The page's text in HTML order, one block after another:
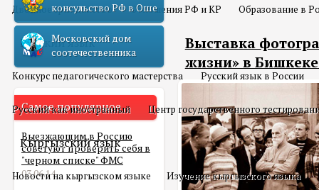
Двойное гражданство Отношения РФ и КР Образование в
Русский язык
Конкурс педагогического мастерства Русский язык в России
Русский как иностранный Центр государственного
Кыргызский язык
Новости на кыргызском языке Изучение кыргызского языка
консульство РФ в Оше
Московский дом
соотечественника
Самое популярное
Выезжающим в Россию
советуют проверить себя в
"черном списке" ФМС
03.06.14
Выставка
жизни» в